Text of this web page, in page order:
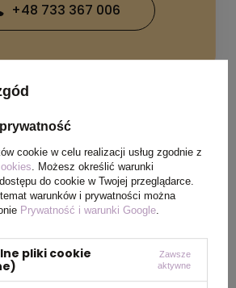
+48 733 367 006
146 x 210 x 12 mm
szary
cookie w celu realizacji usług zgodnie z
. Możesz określić warunki
do cookie w Twojej przeglądarce.
warunków i prywatności można
Prywatność i warunki Google
pliki cookie
Zawsze
aktywne